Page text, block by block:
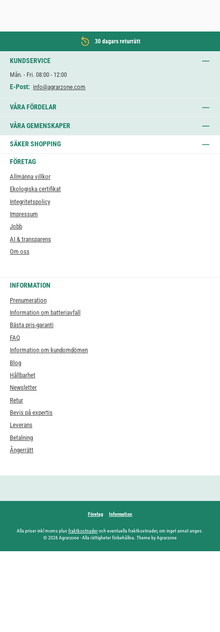
30 dagars returrätt
KUNDSERVICE
Mån. - Fri. 08:00 - 12:00
E-Post: info@agrarzone.com
VÅRA FÖRDELAR
VÅRA GEMENSKAPER
SÄKER SHOPPING
FÖRETAG
Allmänna villkor
Ekologiska certifikat
Integritetspolicy
Impressum
Jobb
AI & transparens
Om oss
INFORMATION
Prenumeration
Information om batteriavfall
Bästa pris-garanti
FAQ
Information om kundomdömen
Blog
Hållbarhet
Newsletter
Retur
Bevis på expertis
Leverans
Betalning
Ångerrätt
Företag Information
Alla priser inkl moms plus fraktkostnaderoch eventuella fraktkostnader, om inget annat anges.
© 2026 Agrarzone - Alla rättigheter förbehållna. Theme by Agrarzone